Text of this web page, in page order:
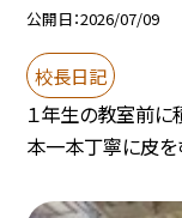
公開日 2026/07/09
校長日記
１年生の教室前に
本一本丁寧に皮を